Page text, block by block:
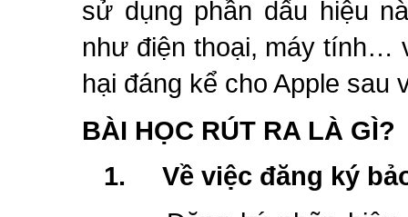
sử dụng phần dấu hiệu
như điện thoại, máy tính…
hại đáng kể cho Apple sau
BÀI HỌC RÚT RA LÀ GÌ?
1.
Về việc đăng ký